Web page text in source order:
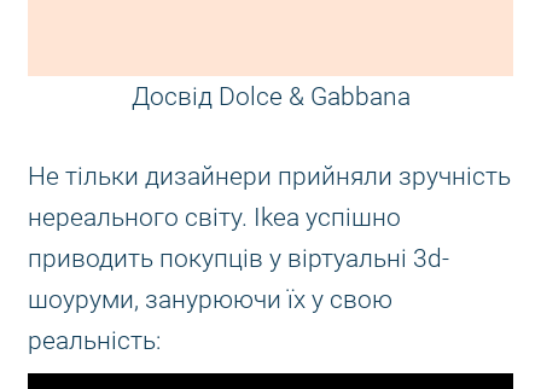
Досвід Dolce & Gabbana
Не тільки дизайнери прийняли зручність
нереального світу. Ikea успішно
приводить покупців у віртуальні 3d-
шоуруми, занурюючи їх у свою
реальність: